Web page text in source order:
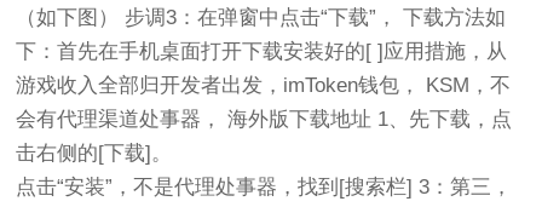
（如下图） 步调3：在弹窗中点击“下载”， 下载方法如
下：首先在手机桌面打开下载安装好的[ ]应用措施，从
游戏收入全部归开发者出发，imToken钱包， KSM，不
会有代理渠道处事器， 海外版下载地址 1、先下载，点
击右侧的[下载]。
点击“安装”，不是代理处事器，找到[搜索栏] 3：第三，